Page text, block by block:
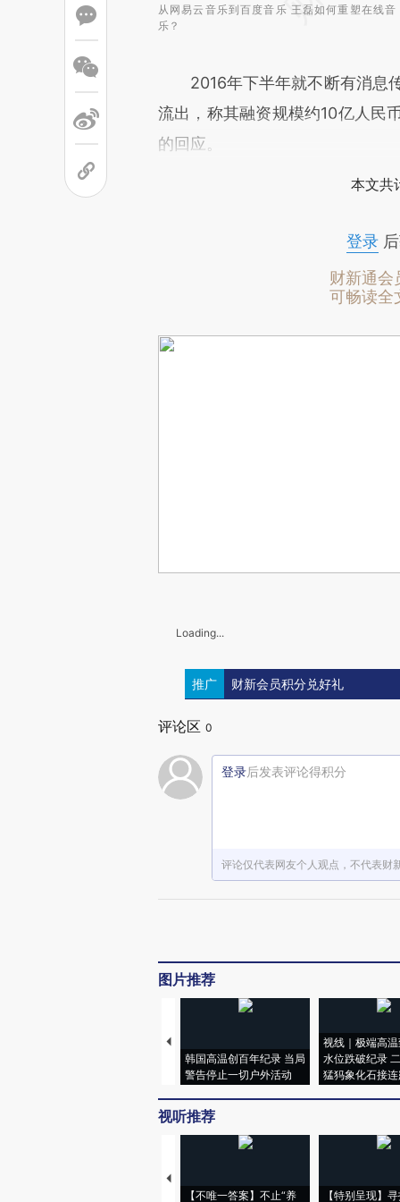
从网易云音乐到百度音乐 王磊如何重塑在线音
乐？
2016年下半年就不断有消息传
流出，称其融资规模约10亿人民
的回应。
本文共
登录后
财新通会
可畅读全
Loading...
推广 财新会员积分兑好礼
评论区 0
登录后发表评论得积分
评论仅代表网友个人观点，不代表财
图片推荐
韩国高温创百年纪录 当局
警告停止一切户外活动
视线｜极端高
水位跌破纪录
猛犸象化石接连
视听推荐
【不唯一答案】不止“养
【特别呈现】